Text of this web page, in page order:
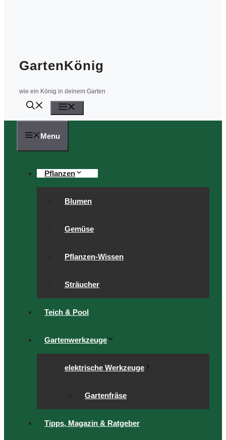
GartenKönig
wie ein König in deinem Garten
Menu
Pflanzen
Blumen
Gemüse
Pflanzen-Wissen
Sträucher
Teich & Pool
Gartenwerkzeuge
elektrische Werkzeuge
Gartenfräse
Tipps, Magazin & Ratgeber